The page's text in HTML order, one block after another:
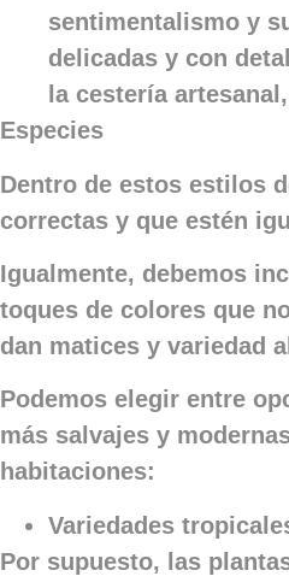
sentimentalismo y
delicadas y con
la cestería
Especies
Dentro de estos estilos
correctas y que estén
Igualmente, debemos
toques de colores que
dan matices y variedad
Podemos elegir entre
más salvajes y
habitaciones:
Variedades
Por supuesto, las